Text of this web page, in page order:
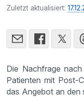
Zuletzt aktualisiert:
Die Nachfrage
Patienten mit Post-
das Angebot an den